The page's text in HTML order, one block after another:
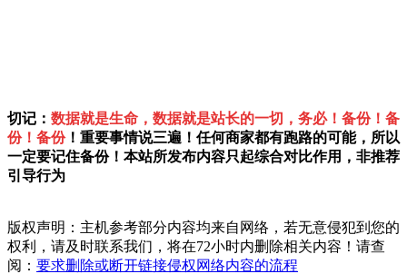
切记： 数据就是生命，数据就是站长的一切，务必！备份！备
份！备份！重要事情说三遍！任何商家都有跑路的可能，所以
一定要记住备份！本站所发布内容只起综合对比作用，非推荐
引导行为
版权声明：主机参考部分内容均来自网络，若无意侵犯到您的
权利，请及时联系我们，将在72小时内删除相关内容！请查
阅： 要求删除或断开链接侵权网络内容的流程